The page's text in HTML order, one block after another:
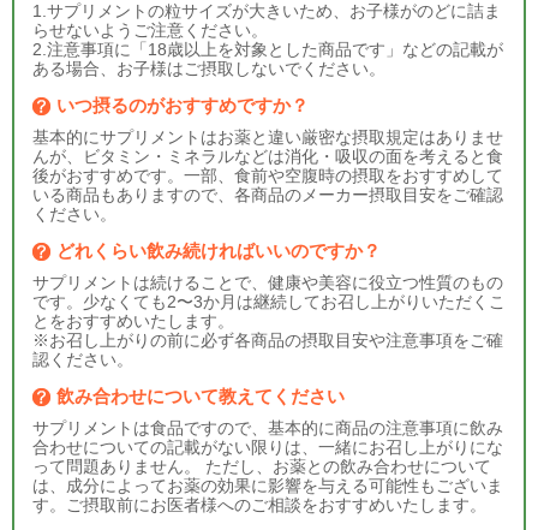
1.サプリメントの粒サイズが大きいため、お子様がのどに詰ま
らせないようご注意ください。
2.注意事項に「18歳以上を対象とした商品です」などの記載が
ある場合、お子様はご摂取しないでください。
いつ摂るのがおすすめですか？
基本的にサプリメントはお薬と違い厳密な摂取規定はありませ
んが、ビタミン・ミネラルなどは消化・吸収の面を考えると食
後がおすすめです。一部、食前や空腹時の摂取をおすすめして
いる商品もありますので、各商品のメーカー摂取目安をご確認
ください。
どれくらい飲み続ければいいのですか？
サプリメントは続けることで、健康や美容に役立つ性質のもの
です。少なくても2〜3か月は継続してお召し上がりいただくこ
とをおすすめいたします。
※お召し上がりの前に必ず各商品の摂取目安や注意事項をご確
認ください。
飲み合わせについて教えてください
サプリメントは食品ですので、基本的に商品の注意事項に飲み
合わせについての記載がない限りは、一緒にお召し上がりにな
って問題ありません。 ただし、お薬との飲み合わせについて
は、成分によってお薬の効果に影響を与える可能性もございま
す。ご摂取前にお医者様へのご相談をおすすめいたします。